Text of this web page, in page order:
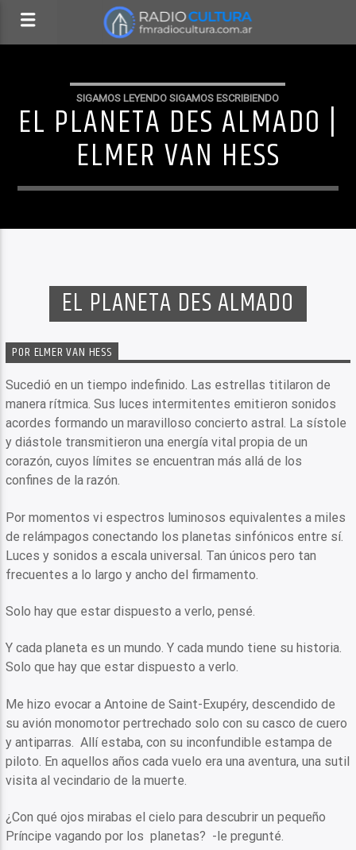
SIGAMOS LEYENDO SIGAMOS ESCRIBIENDO
EL PLANETA DES ALMADO |
ELMER VAN HESS
EL PLANETA DES ALMADO
POR ELMER VAN HESS
Sucedió en un tiempo indefinido. Las estrellas titilaron de
manera rítmica. Sus luces intermitentes emitieron sonidos
acordes formando un maravilloso concierto astral. La sístole
y diástole transmitieron una energía vital propia de un
corazón, cuyos límites se encuentran más allá de los
confines de la razón.
Por momentos vi espectros luminosos equivalentes a miles
de relámpagos conectando los planetas sinfónicos entre sí.
Luces y sonidos a escala universal. Tan únicos pero tan
frecuentes a lo largo y ancho del firmamento.
Solo hay que estar dispuesto a verlo, pensé.
Y cada planeta es un mundo. Y cada mundo tiene su historia.
Solo que hay que estar dispuesto a verlo.
Me hizo evocar a Antoine de Saint-Exupéry, descendido de
su avión monomotor pertrechado solo con su casco de cuero
y antiparras. Allí estaba, con su inconfundible estampa de
piloto. En aquellos años cada vuelo era una aventura, una sutil
visita al vecindario de la muerte.
¿Con qué ojos mirabas el cielo para descubrir un pequeño
Príncipe vagando por los planetas? -le pregunté.